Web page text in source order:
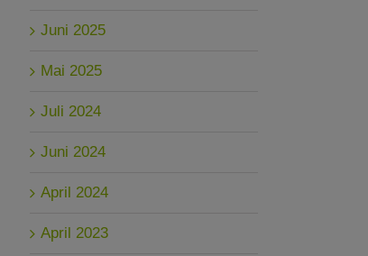
Juni 2025
Mai 2025
Juli 2024
Juni 2024
April 2024
April 2023